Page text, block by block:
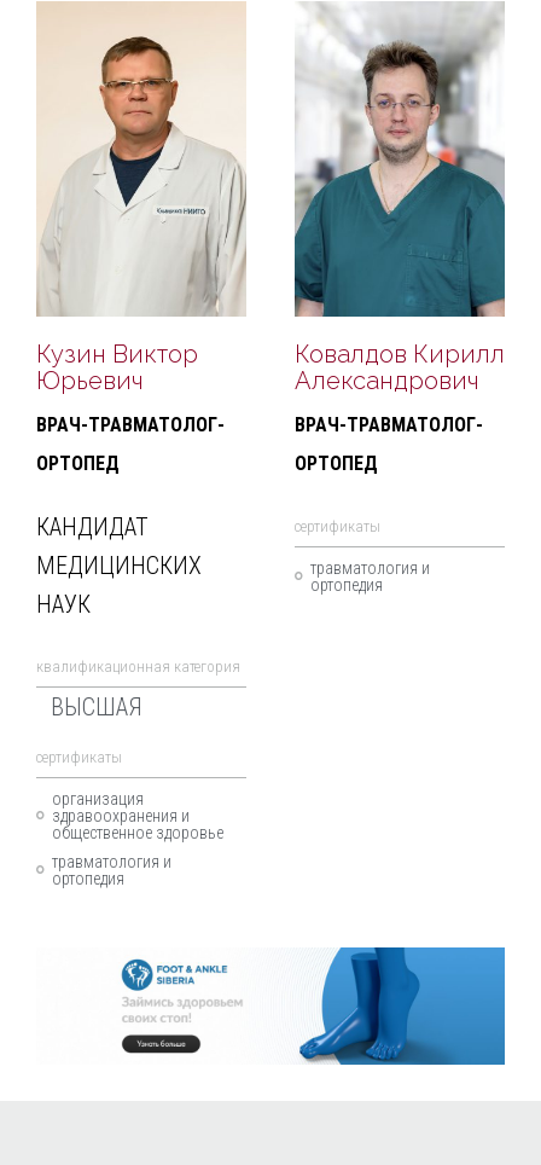
Кузин Виктор
Юрьевич
ВРАЧ-ТРАВМАТОЛОГ-
ОРТОПЕД
КАНДИДАТ
МЕДИЦИНСКИХ
НАУК
квалификационная категория
ВЫСШАЯ
cертификаты
организация
здравоохранения и
общественное здоровье
травматология и
ортопедия
Ковалдов Кирилл
Александрович
ВРАЧ-ТРАВМАТОЛОГ-
ОРТОПЕД
cертификаты
травматология и
ортопедия